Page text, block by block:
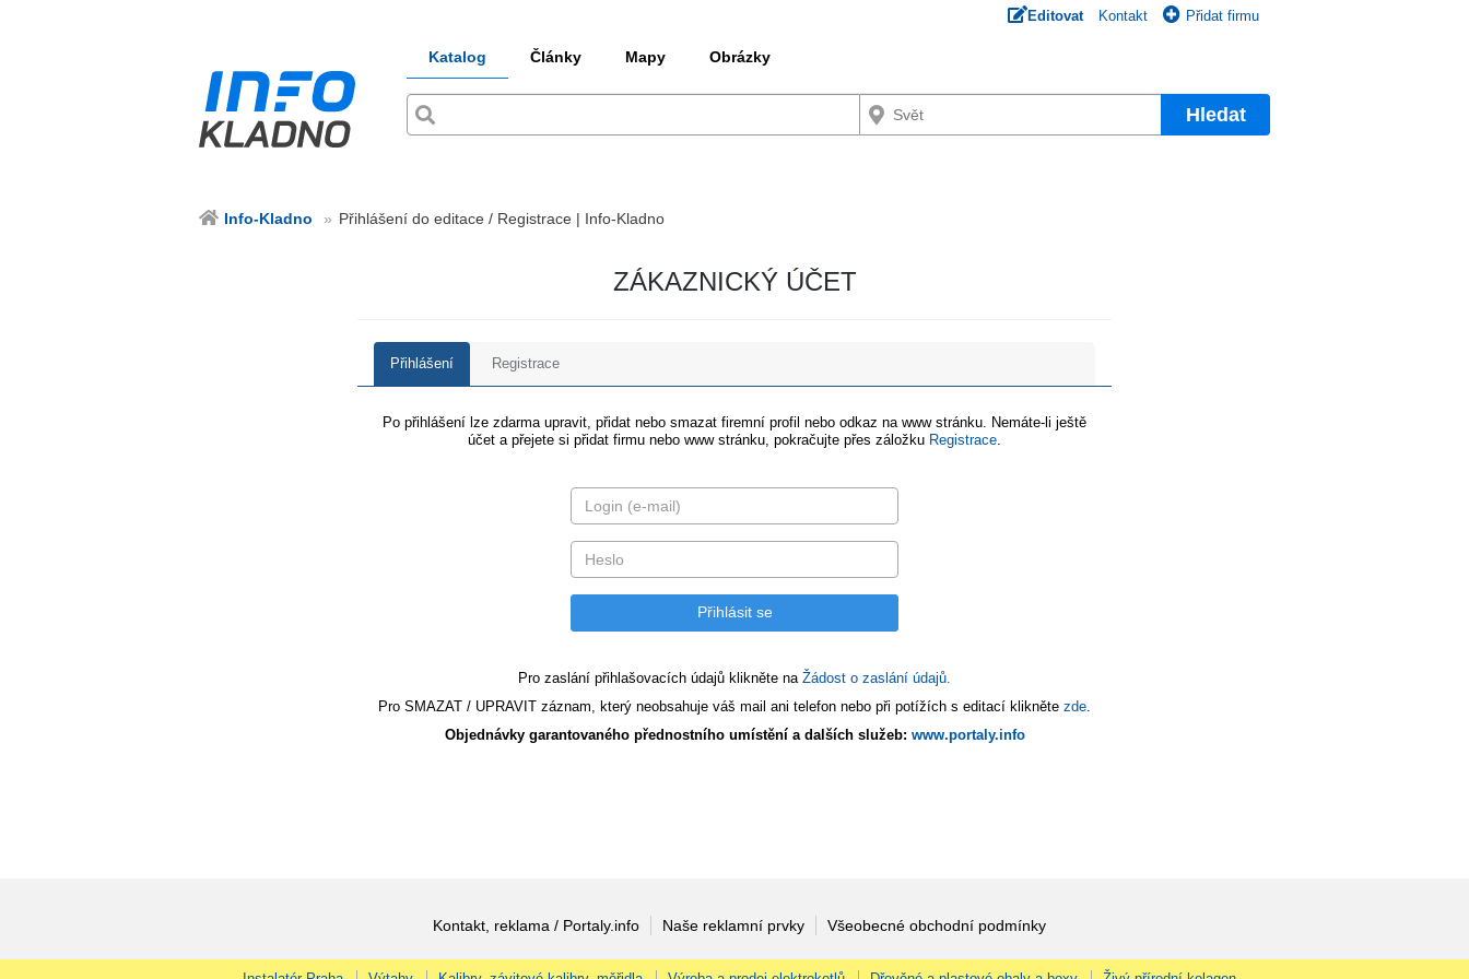
Editovat Kontakt Přidat firmu
Katalog Články Mapy Obrázky
Hledat
Info-Kladno Přihlášení do editace / Registrace | Info-Kladno
ZÁKAZNICKÝ ÚČET
Přihlášení Registrace
Po přihlášení lze zdarma upravit, přidat nebo smazat firemní profil nebo odkaz na www stránku. Nemáte-li ještě
účet a přejete si přidat firmu nebo www stránku, pokračujte přes záložku Registrace
Pro zaslání přihlašovacích údajů klikněte na Žádost o zaslání údajů.
Pro SMAZAT / UPRAVIT záznam, který neobsahuje váš mail ani telefon nebo při potížích s editací klikněte zde
Objednávky garantovaného přednostního umístění a dalších služeb: www.portaly.info
Kontakt, reklama / Portaly.info Naše reklamní prvky Všeobecné obchodní podmínky